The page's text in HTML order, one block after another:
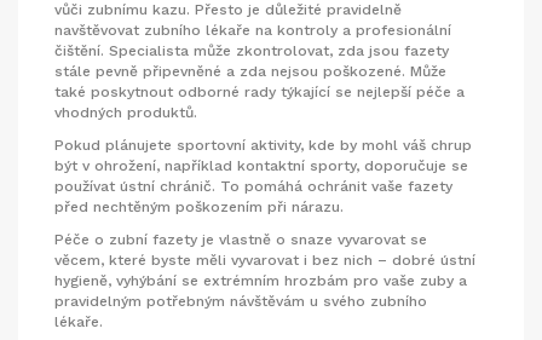
vůči zubnímu kazu. Přesto je důležité pravidelně
navštěvovat zubního lékaře na kontroly a profesionální
čištění. Specialista může zkontrolovat, zda jsou fazety
stále pevně připevněné a zda nejsou poškozené. Může
také poskytnout odborné rady týkající se nejlepší péče a
vhodných produktů.
Pokud plánujete sportovní aktivity, kde by mohl váš chrup
být v ohrožení, například kontaktní sporty, doporučuje se
používat ústní chránič. To pomáhá ochránit vaše fazety
před nechtěným poškozením při nárazu.
Péče o zubní fazety je vlastně o snaze vyvarovat se
věcem, které byste měli vyvarovat i bez nich – dobré ústní
hygieně, vyhýbání se extrémním hrozbám pro vaše zuby a
pravidelným potřebným návštěvám u svého zubního
lékaře.